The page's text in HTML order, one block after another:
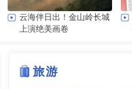
云海伴日出！金山岭长城
上演绝美画卷
旅游